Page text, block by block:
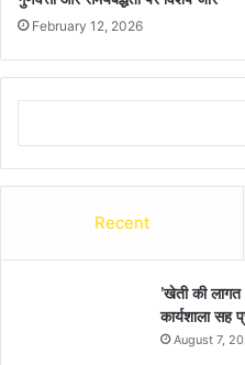
February 12, 2026
Recent
’खेती की
कार्यशाला सह
August 7,